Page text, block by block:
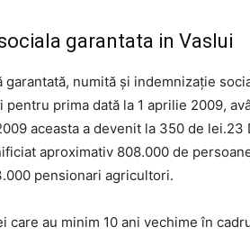
garantata in Vaslui
garantată, numită și indemnizație
pentru prima dată la 1 aprilie 2009,
aceasta a devenit la 350 de lei.23
aproximativ 808.000 de
pensionari agricultori.
care au minim 10 ani vechime în